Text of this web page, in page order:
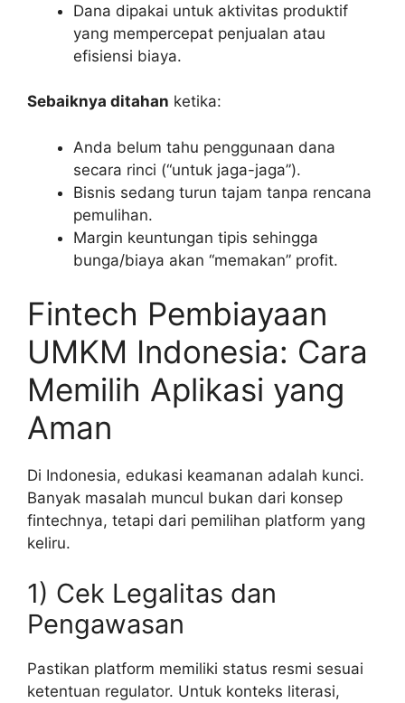
Dana dipakai untuk aktivitas produktif
yang mempercepat penjualan atau
efisiensi biaya.
Sebaiknya ditahan ketika:
Anda belum tahu penggunaan dana
secara rinci (“untuk jaga-jaga”).
Bisnis sedang turun tajam tanpa rencana
pemulihan.
Margin keuntungan tipis sehingga
bunga/biaya akan “memakan” profit.
Fintech Pembiayaan
UMKM Indonesia: Cara
Memilih Aplikasi yang
Aman
Di Indonesia, edukasi keamanan adalah kunci.
Banyak masalah muncul bukan dari konsep
fintechnya, tetapi dari pemilihan platform yang
keliru.
1) Cek Legalitas dan
Pengawasan
Pastikan platform memiliki status resmi sesuai
ketentuan regulator. Untuk konteks literasi,